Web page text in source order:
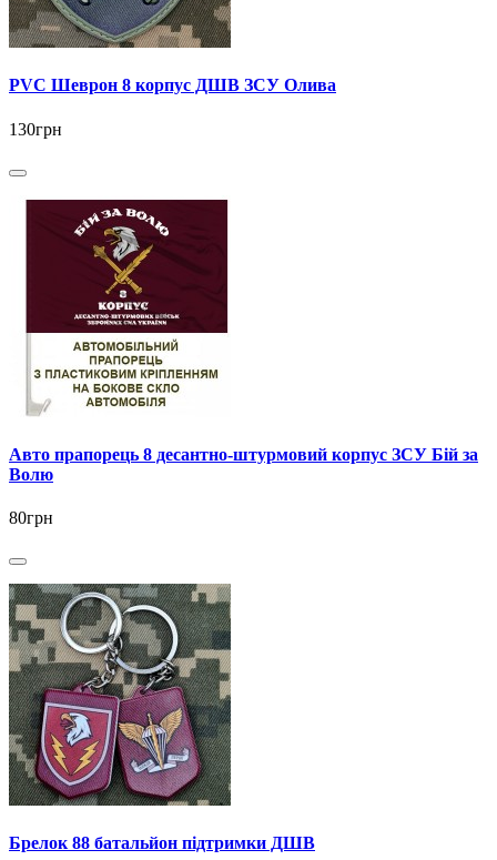
PVC Шеврон 8 корпус ДШВ ЗСУ Олива
130грн
Авто прапорець 8 десантно-штурмовий корпус ЗСУ Бій за
Волю
80грн
Брелок 88 батальйон підтримки ДШВ